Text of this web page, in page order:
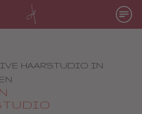
HAARSTUDIO IN